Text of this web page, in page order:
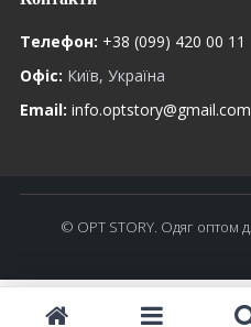
Телефон: +38 (099) 420 00 11
Офіс: Київ, Україна
Email: info.optstory@gmail.com